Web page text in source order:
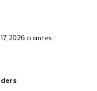
2026 o antes.